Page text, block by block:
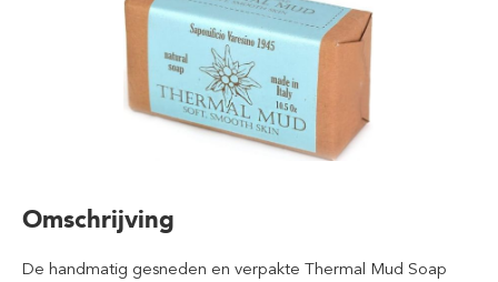
Omschrijving
De handmatig gesneden en verpakte Thermal Mud Soap